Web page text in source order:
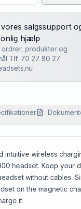
vores salgssupport
hjælp
produkter og
Tlf. 70 27 80 27
intuitive wireless
headset. Keep your
without cables.
on the magnetic
it.